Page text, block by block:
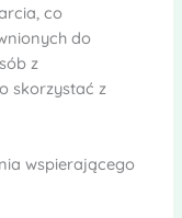
co
do
z
skorzystać z
wspierającego